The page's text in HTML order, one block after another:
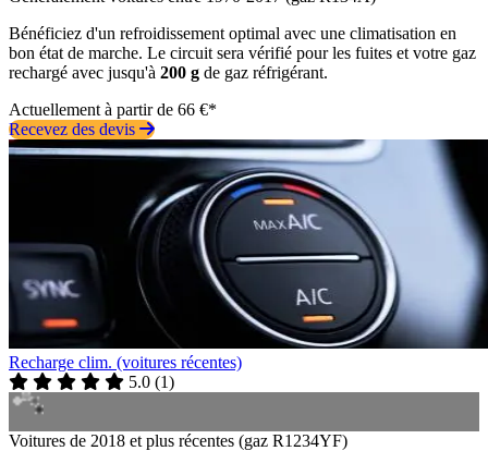
Bénéficiez d'un refroidissement optimal avec une climatisation en
bon état de marche. Le circuit sera vérifié pour les fuites et votre gaz
rechargé avec jusqu'à 200 g de gaz réfrigérant.
Actuellement à partir de 66 €*
Recevez des devis
Recharge clim. (voitures récentes)
5.0 (1)
Voitures de 2018 et plus récentes (gaz R1234YF)